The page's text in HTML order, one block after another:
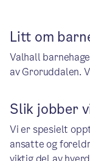
Litt om
Valhall
av Groruddalen.
Slik jobber
Vi er spesielt
ansatte og